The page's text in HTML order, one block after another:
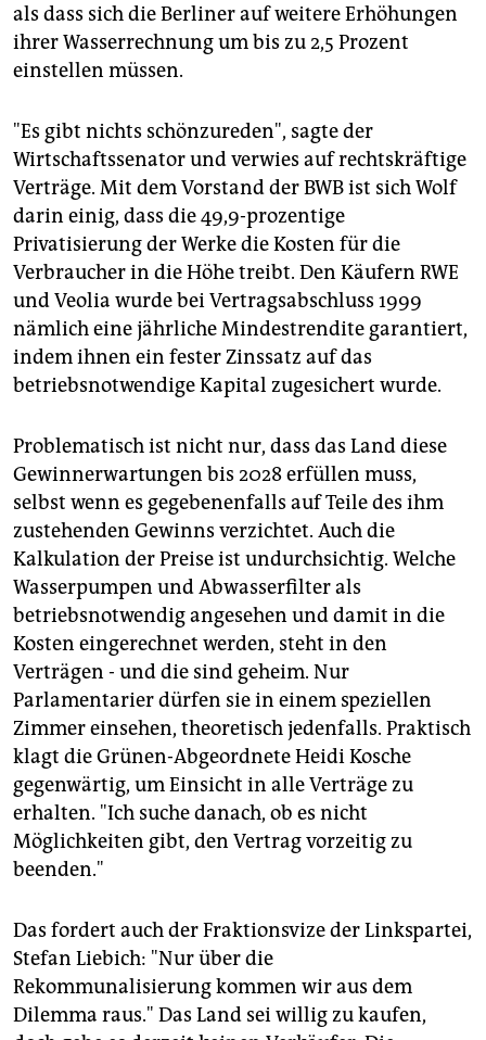
als dass sich die Berliner auf weitere Erhöhungen
ihrer Wasserrechnung um bis zu 2,5 Prozent
einstellen müssen.
"Es gibt nichts schönzureden", sagte der
Wirtschaftssenator und verwies auf rechtskräftige
Verträge. Mit dem Vorstand der BWB ist sich Wolf
darin einig, dass die 49,9-prozentige
Privatisierung der Werke die Kosten für die
Verbraucher in die Höhe treibt. Den Käufern RWE
und Veolia wurde bei Vertragsabschluss 1999
nämlich eine jährliche Mindestrendite garantiert,
indem ihnen ein fester Zinssatz auf das
betriebsnotwendige Kapital zugesichert wurde.
Problematisch ist nicht nur, dass das Land diese
Gewinnerwartungen bis 2028 erfüllen muss,
selbst wenn es gegebenenfalls auf Teile des ihm
zustehenden Gewinns verzichtet. Auch die
Kalkulation der Preise ist undurchsichtig. Welche
Wasserpumpen und Abwasserfilter als
betriebsnotwendig angesehen und damit in die
Kosten eingerechnet werden, steht in den
Verträgen - und die sind geheim. Nur
Parlamentarier dürfen sie in einem speziellen
Zimmer einsehen, theoretisch jedenfalls. Praktisch
klagt die Grünen-Abgeordnete Heidi Kosche
gegenwärtig, um Einsicht in alle Verträge zu
erhalten. "Ich suche danach, ob es nicht
Möglichkeiten gibt, den Vertrag vorzeitig zu
beenden."
Das fordert auch der Fraktionsvize der Linkspartei,
Stefan Liebich: "Nur über die
Rekommunalisierung kommen wir aus dem
Dilemma raus." Das Land sei willig zu kaufen,